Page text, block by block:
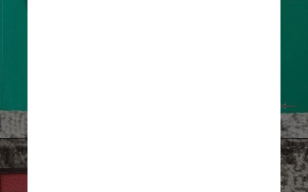
Reprodução Instagram @tjenkinsreid